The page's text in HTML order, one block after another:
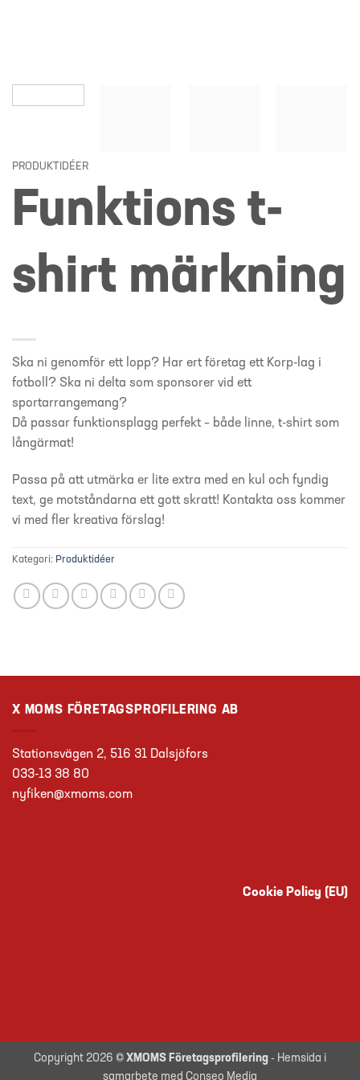
PRODUKTIDÉER
Funktions t-
shirt märkning
Ska ni genomför ett lopp? Har ert företag ett Korp-lag i
fotboll? Ska ni delta som sponsorer vid ett
sportarrangemang?
Då passar funktionsplagg perfekt – både linne, t-shirt som
långärmat!
Passa på att utmärka er lite extra med en kul och fyndig
text, ge motståndarna ett gott skratt! Kontakta oss kommer
vi med fler kreativa förslag!
Kategori: Produktidéer
X MOMS FÖRETAGSPROFILERING AB
Stationsvägen 2, 516 31 Dalsjöfors
033-13 38 80
nyfiken@xmoms.com
Cookie Policy (EU)
Copyright 2026 © XMOMS Företagsprofilering - Hemsida i
samarbete med Conseo Media